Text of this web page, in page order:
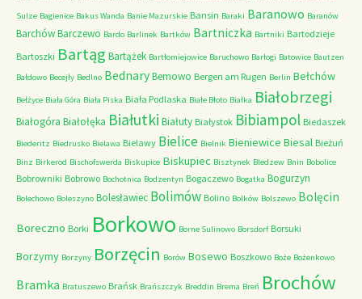
Sulze Bagienice Bakus Wanda Banie Mazurskie Bansin Baraki Baranowo Baranów
BarchówBarczewo Bardo Barlinek Bartków Bartniczka Bartniki Bartodzieje
Bartoszki Bartąg Bartążek Bartłomiejowice Baruchowo Barłogi Batowice Bautzen
Bałdowo Becejły Bedlno BednaryBemowo Bergen am Rugen Berlin Bełchów
Bełżyce Biała Góra Biała Piska Biała Podlaska Białe Błoto Białka Białobrzegi
Białogóra Białołęka Białutki Białuty Białystok Bibiampol Biedaszek
Biederitz Biedrusko Bielawa Bielawy Bielice Bielnik Bieniewice Biesal Bieżuń
Binz Birkerod Bischofswerda Biskupice Biskupiec Bisztynek Bledzew Bnin Bobolice
Bobrowniki Bobrowo Bochotnica Bodzentyn Bogaczewo Bogatka Bogurzyn
Bolechowo Boleszyno Bolesławiec Bolimów Bolino Bolków Bolszewo Bolęcin
Boreczno Borki Borkowo Borne Sulinowo Borsdorf Borsuki
Borzymy Borzyny Borzęcin Borów Bosewo Boszkowo Boże Bożenkowo
Bramka Bratuszewo Brańsk Brańszczyk Breddin Brema Breń Brochów